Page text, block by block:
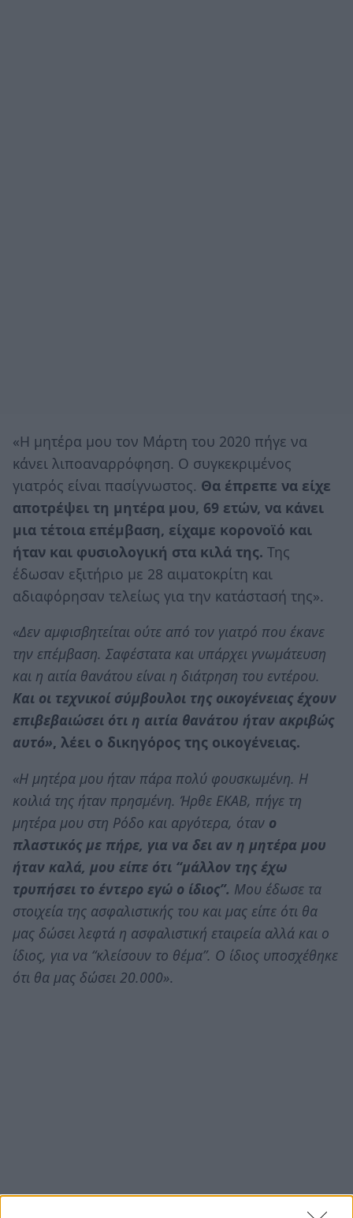
«Η μητέρα μου τον Μάρτη του 2020 πήγε να
κάνει λιποαναρρόφηση. Ο συγκεκριμένος
γιατρός είναι πασίγνωστος. Θα έπρεπε να είχε
αποτρέψει τη μητέρα μου, 69 ετών, να κάνει
μια τέτοια επέμβαση, είχαμε κορονοϊό και
ήταν και φυσιολογική στα κιλά της. Της
έδωσαν εξιτήριο με 28 αιματοκρίτη και
αδιαφόρησαν τελείως για την κατάστασή της».
«Δεν αμφισβητείται ούτε από τον γιατρό που έκανε
την επέμβαση. Σαφέστατα και υπάρχει γνωμάτευση
και η αιτία θανάτου είναι η διάτρηση του εντέρου.
Και οι τεχνικοί σύμβουλοι της οικογένειας έχουν
επιβεβαιώσει ότι η αιτία θανάτου ήταν ακριβώς
αυτό», λέει ο δικηγόρος της οικογένειας.
«Η μητέρα μου ήταν πάρα πολύ φουσκωμένη. Η
κοιλιά της ήταν πρησμένη. Ήρθε ΕΚΑΒ, πήγε τη
μητέρα μου στη Ρόδο και αργότερα, όταν ο
πλαστικός με πήρε, για να δει αν η μητέρα μου
ήταν καλά, μου είπε ότι “μάλλον της έχω
τρυπήσει το έντερο εγώ ο ίδιος”. Μου έδωσε τα
στοιχεία της ασφαλιστικής του και μας είπε ότι θα
μας δώσει λεφτά η ασφαλιστική εταιρεία αλλά και ο
ίδιος, για να “κλείσουν το θέμα”. Ο ίδιος υποσχέθηκε
ότι θα μας δώσει 20.000».